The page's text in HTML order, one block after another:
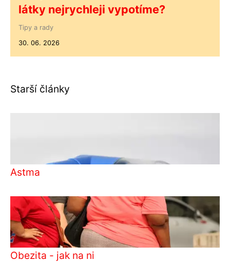
látky nejrychleji vypotíme?
Tipy a rady
30. 06. 2026
Starší články
Astma
Obezita - jak na ni